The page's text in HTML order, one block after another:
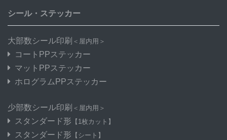
シール・ステッカー
大部数シール印刷 ＜屋内用＞
コートPPステッカー
マットPPステッカー
ホログラムPPステッカー
少部数シール印刷 ＜屋内用＞
スタンダード形 【1枚カット】
スタンダード形 【シート】